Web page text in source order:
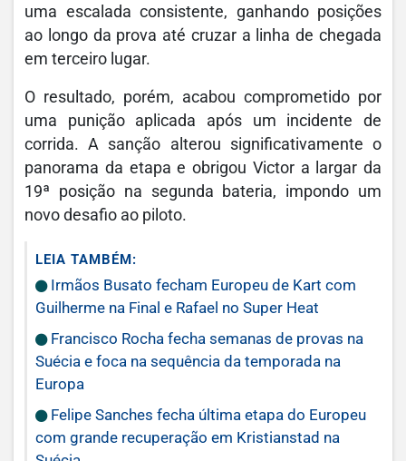
uma escalada consistente, ganhando posições
ao longo da prova até cruzar a linha de chegada
em terceiro lugar.
O resultado, porém, acabou comprometido por
uma punição aplicada após um incidente de
corrida. A sanção alterou significativamente o
panorama da etapa e obrigou Victor a largar da
19ª posição na segunda bateria, impondo um
novo desafio ao piloto.
LEIA TAMBÉM:
Irmãos Busato fecham Europeu de Kart com
Guilherme na Final e Rafael no Super Heat
Francisco Rocha fecha semanas de provas na
Suécia e foca na sequência da temporada na
Europa
Felipe Sanches fecha última etapa do Europeu
com grande recuperação em Kristianstad na